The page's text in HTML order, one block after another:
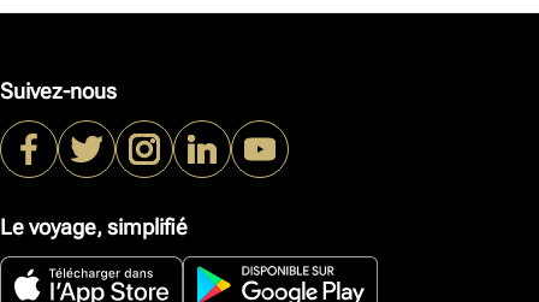
Suivez-nous
Le voyage, simplifié